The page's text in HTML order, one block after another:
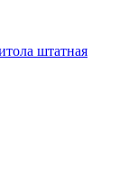
штатная